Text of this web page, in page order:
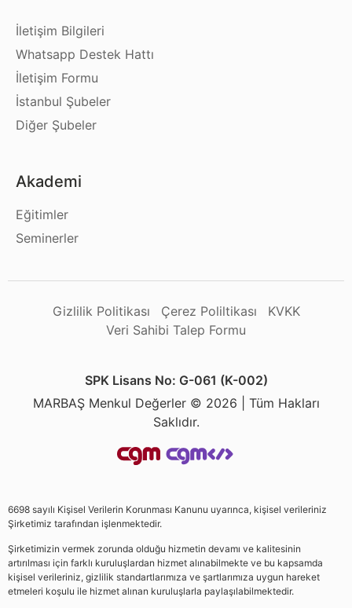
İletişim Bilgileri
Whatsapp Destek Hattı
İletişim Formu
İstanbul Şubeler
Diğer Şubeler
Akademi
Eğitimler
Seminerler
Gizlilik Politikası Çerez Poliltikası
KVKK
Veri Sahibi Talep Formu
SPK Lisans No: G-061 (K-002)
MARBAŞ Menkul Değerler © 2026 | Tüm Hakları
Saklıdır.
6698 sayılı Kişisel Verilerin Korunması Kanunu uyarınca, kişisel verileriniz
Şirketimiz tarafından işlenmektedir.
Şirketimizin vermek zorunda olduğu hizmetin devamı ve kalitesinin
artırılması için farklı kuruluşlardan hizmet alınabilmekte ve bu kapsamda
kişisel verileriniz, gizlilik standartlarımıza ve şartlarımıza uygun hareket
etmeleri koşulu ile hizmet alınan kuruluşlarla paylaşılabilmektedir.